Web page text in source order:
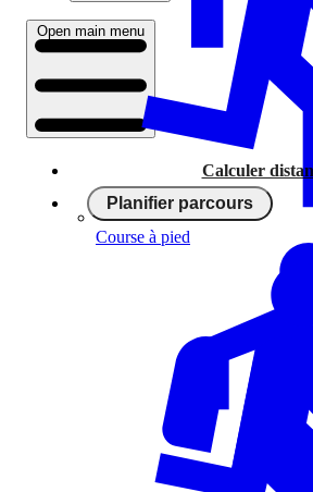
Open main menu
Calculer
Planifier parcours
Course à pied